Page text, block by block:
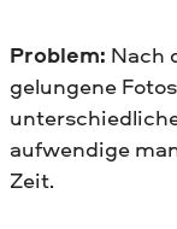
Problem: Nach
gelungene
aufwendige
Zeit.